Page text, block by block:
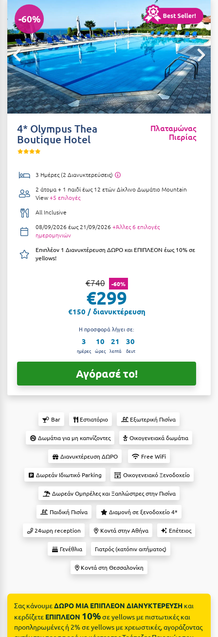
Αιδηψός
Αλεξανδρούπολη
Αλισσός Αχαΐας
Αλόννησος
Αμαλιάδα
Αμάρυνθος
Αμφίκλεια
Ανάβυσσος
Άνδρος
Αντίπαρος
Αράχωβα
Αργολίδα
Αριδαία
Αττική
Βραχάτι Κορινθίας
Βυτίνα
Δ
Δελφοί
ΤΎΠΟΣ ΔΙΑΤΡΟΦΉΣ
Διαμονή Μόνο
Πρωινό
Ημιδιατροφή
Ημιδιατροφή + Ποτά
Πλήρης Διατροφή
Ένα Γεύμα
Δύο Γεύματα + Ποτά
ΤΎΠΟΣ ΚΑΤΑΛΎΜΑΤΟΣ
Ξενοδοχεία 1 Αστέρι
Ξενοδοχεία 2 Αστέρων
Ξενοδοχεία 3 Αστέρων
Ξενοδοχεία 4 Αστέρων
Ενοικιαζόμενα Δωμάτια
Studios
Boutique Hotels
Suites
Δες όλες τις προσφορές
Δες όλα τα πακέτα διακοπών
-60%
4* Olympus Thea
Boutique Hotel
Πλαταμώνας
Πιερίας
3 Ημέρες (2 Διανυκτερεύσεις)
2 άτομα + 1 παιδί έως 12 ετώνΔίκλινο Δωμάτιο Mountain
View+5 επιλογές
All Inclusive
08/09/2026 έως 21/09/2026 +Άλλες 6 επιλογές
ημερομηνιών
Επιπλέον 1 Διανυκτέρευση ΔΩΡΟ και ΕΠΙΠΛΕΟΝ έως 10% σε
yellows!
€740 -60%
€299
€150 / διανυκτέρευση
Η προσφορά λήγει σε:
3
ημέρες
10
ώρες
21
λεπτά
30
δευτ
Αγόρασέ το!
Bar Εστιατόριο Εξωτερική Πισίνα
Δωμάτια για μη καπνίζοντες Οικογενειακά δωμάτια
Διανυκτέρευση ΔΩΡΟ Free WiFi
Δωρεάν Ιδιωτικό Parking Οικογενειακό Ξενοδοχείο
Δωρεάν Ομπρέλες και Ξαπλώστρες στην Πισίνα
Παιδική Πισίνα Διαμονή σε ξενοδοχείο 4*
24ωρη reception Κοντά στην Αθήνα Επέτειος
Γενέθλια Γιατρός (κατόπιν αιτήματος)
Κοντά στη Θεσσαλονίκη
Σας κάνουμεΔΩΡΟ ΜΙΑ ΕΠΙΠΛΕΟΝ ΔΙΑΝΥΚΤΕΡΕΥΣΗ και
κερδίζετε ΕΠΙΠΛΕΟΝ 10%σε yellows με πιστωτικές και
προπληρωμένες ή 2% σε yellows με χρεωστικές, αγοράζοντας